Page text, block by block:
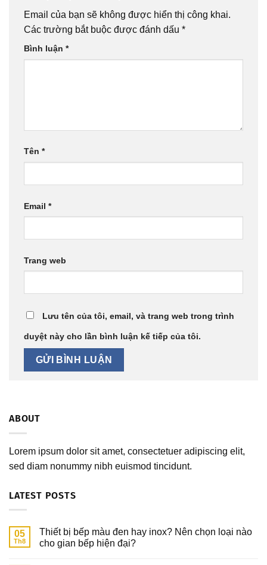
Email của bạn sẽ không được hiển thị công khai.
Các trường bắt buộc được đánh dấu *
Bình luận *
Tên *
Email *
Trang web
Lưu tên của tôi, email, và trang web trong trình
duyệt này cho lần bình luận kế tiếp của tôi.
ABOUT
Lorem ipsum dolor sit amet, consectetuer adipiscing elit,
sed diam nonummy nibh euismod tincidunt.
LATEST POSTS
05
Th8
Thiết bị bếp màu đen hay inox? Nên chọn loại nào
cho gian bếp hiện đại?